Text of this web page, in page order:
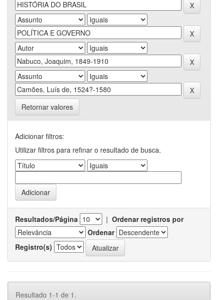
Retornar valores
Adicionar filtros:
Utilizar filtros para refinar o resultado de busca.
Resultados/Página | Ordenar registros por
Ordenar
Registro(s)
Resultado 1-1 de 1.